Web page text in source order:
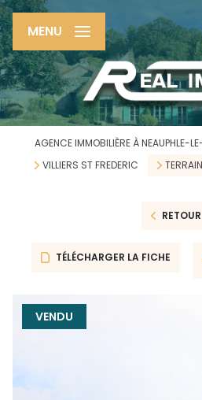
MENU
AGENCE IMMOBILIÈRE À NEAUPHLE-
VILLIERS ST FREDERIC
TERRAIN
RETOUR
TÉLÉCHARGER LA FICHE
VENDU